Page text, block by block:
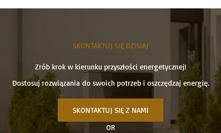
SKONTAKTUJ SIĘ DZISIAJ
Zrób krok w kierunku przyszłości energetycznej!
Dostosuj rozwiązania do swoich potrzeb i oszczędzaj energię.
SKONTAKTUJ SIĘ Z NAMI
OR